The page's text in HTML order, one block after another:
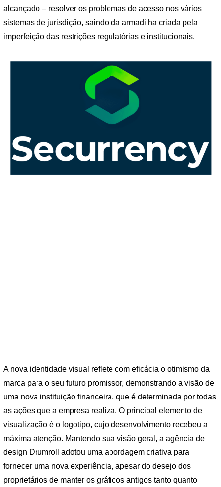
alcançado – resolver os problemas de acesso nos vários
sistemas de jurisdição, saindo da armadilha criada pela
imperfeição das restrições regulatórias e institucionais.
A nova identidade visual reflete com eficácia o otimismo da
marca para o seu futuro promissor, demonstrando a visão de
uma nova instituição financeira, que é determinada por todas
as ações que a empresa realiza. O principal elemento de
visualização é o logotipo, cujo desenvolvimento recebeu a
máxima atenção. Mantendo sua visão geral, a agência de
design Drumroll adotou uma abordagem criativa para
fornecer uma nova experiência, apesar do desejo dos
proprietários de manter os gráficos antigos tanto quanto